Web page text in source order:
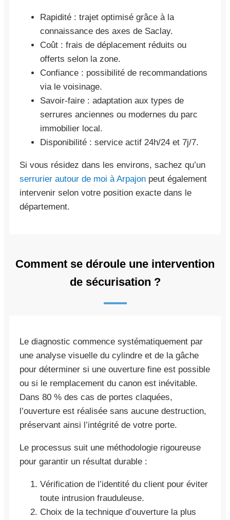
Rapidité : trajet optimisé grâce à la
connaissance des axes de Saclay.
Coût : frais de déplacement réduits ou
offerts selon la zone.
Confiance : possibilité de recommandations
via le voisinage.
Savoir-faire : adaptation aux types de
serrures anciennes ou modernes du parc
immobilier local.
Disponibilité : service actif 24h/24 et 7j/7.
Si vous résidez dans les environs, sachez qu’un
serrurier autour de moi à Arpajon peut également
intervenir selon votre position exacte dans le
département.
Comment se déroule une intervention
de sécurisation ?
Le diagnostic commence systématiquement par
une analyse visuelle du cylindre et de la gâche
pour déterminer si une ouverture fine est possible
ou si le remplacement du canon est inévitable.
Dans 80 % des cas de portes claquées,
l’ouverture est réalisée sans aucune destruction,
préservant ainsi l’intégrité de votre porte.
Le processus suit une méthodologie rigoureuse
pour garantir un résultat durable :
Vérification de l’identité du client pour éviter
toute intrusion frauduleuse.
Choix de la technique d’ouverture la plus